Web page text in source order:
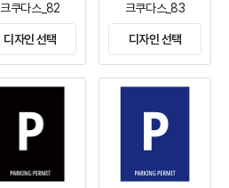
크쿠다스_82
디자인 선택
크쿠다스_83
디자인 선택